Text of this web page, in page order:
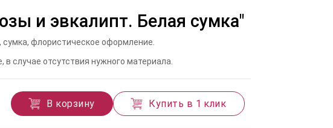
и эвкалипт. Белая сумка"
флористическое оформление.
случае отсутствия нужного материала.
В корзину Купить в 1 клик